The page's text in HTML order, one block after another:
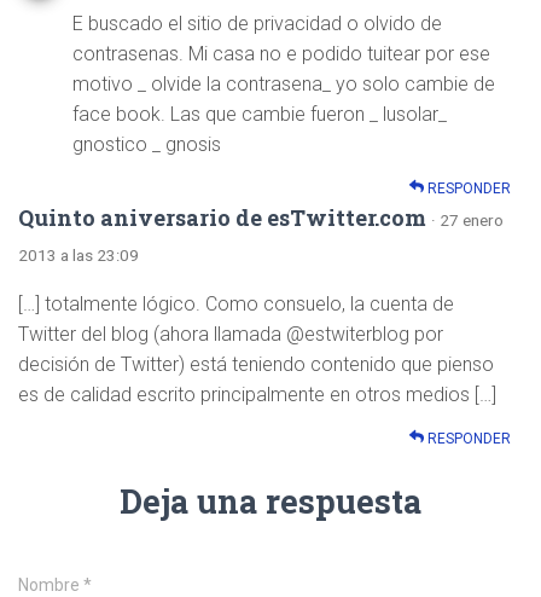
E buscado el sitio de privacidad o olvido de
contrasenas. Mi casa no e podido tuitear por ese
motivo _ olvide la contrasena_ yo solo cambie de
face book. Las que cambie fueron _ lusolar_
gnostico _ gnosis
RESPONDER
Quinto aniversario de esTwitter.com · 27 enero
2013 a las 23:09
[…] totalmente lógico. Como consuelo, la cuenta de
Twitter del blog (ahora llamada @estwiterblog por
decisión de Twitter) está teniendo contenido que pienso
es de calidad escrito principalmente en otros medios […]
RESPONDER
Deja una respuesta
Nombre *